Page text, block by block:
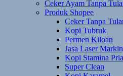
Ceker Ayam Tanpa
Produk Shopee
Ceker Tanpa
Kopi Tubruk
Permen Kiloan
Jasa Laser
Kopi Stamina Pria
Super Clean